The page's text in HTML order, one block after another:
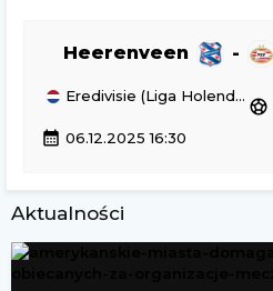
Heerenveen -
Eredivisie (Liga Holenderska)
sports_soccer
calendar_month 06.12.2025 16:30
Aktualności